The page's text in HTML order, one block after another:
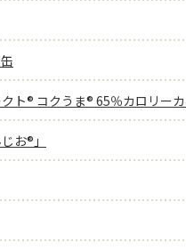
クト® コクうま® 65％カロリーカ
お®」